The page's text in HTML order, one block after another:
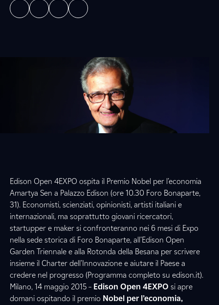
Edison Open 4EXPO ospita il Premio Nobel per l’economia
Amartya Sen a Palazzo Edison (ore 10.30 Foro Bonaparte,
31). Economisti, scienziati, opinionisti, artisti italiani e
internazionali, ma soprattutto giovani ricercatori,
startupper e maker si confronteranno nei 6 mesi di Expo
nella sede storica di Foro Bonaparte, all’Edison Open
Garden Triennale e alla Rotonda della Besana per scrivere
insieme il Charter dell’Innovazione e aiutare il Paese a
credere nel progresso (Programma completo su edison.it).
Milano, 14 maggio 2015 – Edison Open 4EXPO si apre
domani ospitando il premio Nobel per l’economia,